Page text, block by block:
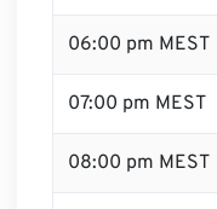
06:00 pm MEST
07:00 pm MEST
08:00 pm MEST